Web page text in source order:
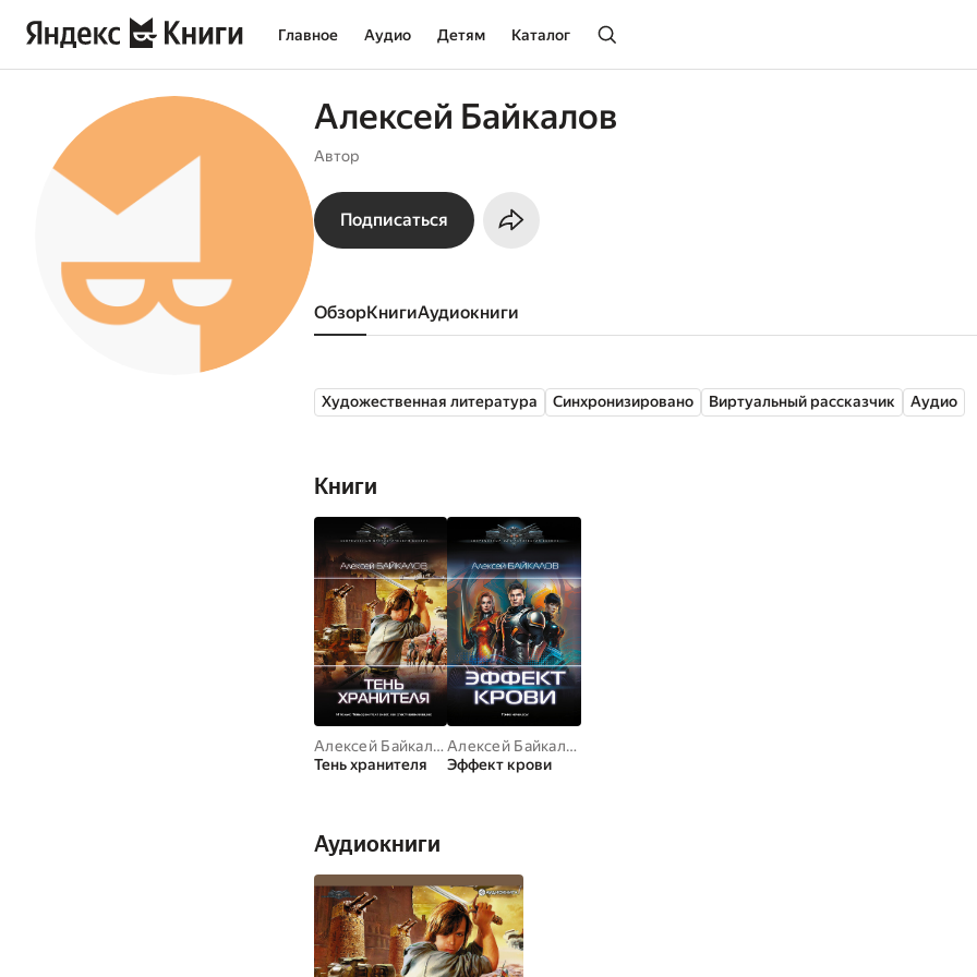
Главное Аудио Детям Каталог
Алексей Байкалов
Автор
Подписаться
Обзор книги аудиокниги
Художественная литература Синхронизировано Виртуальный рассказчик Аудио
Книги
Алексей Байкалов
Тень хранителя
Алексей Байкалов
Эффект крови
Аудиокниги